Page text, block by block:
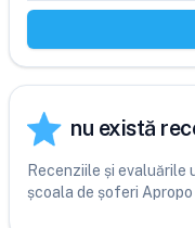
nu există
Recenziile și
școala de șoferi Apropo